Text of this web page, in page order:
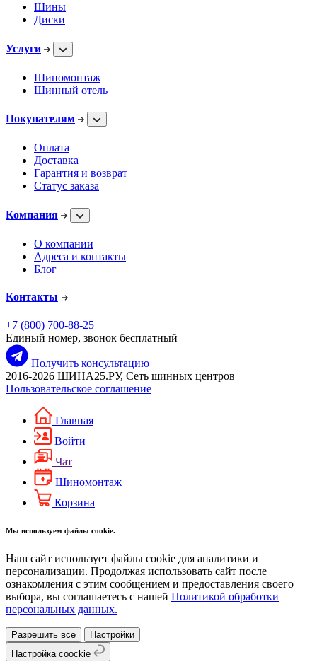
Шины
Диски
Услуги
Шиномонтаж
Шинный отель
Покупателям
Оплата
Доставка
Гарантия и возврат
Статус заказа
Компания
О компании
Адреса и контакты
Блог
Контакты
+7 (800) 700-88-25
Единый номер, звонок бесплатный
Получить консультацию
2016-2026 ШИНА25.РУ, Сеть шинных центров
Пользовательское соглашение
Главная
Войти
Чат
Шиномонтаж
Корзина
Мы используем файлы cookie.
Наш сайт использует файлы cookie для аналитики и
персонализации. Продолжая использовать сайт после
ознакомления с этим сообщением и предоставления своего
выбора, вы соглашаетесь с нашей Политикой обработки
персональных данных.
Разрешить все
Настройки
Настройка coockie